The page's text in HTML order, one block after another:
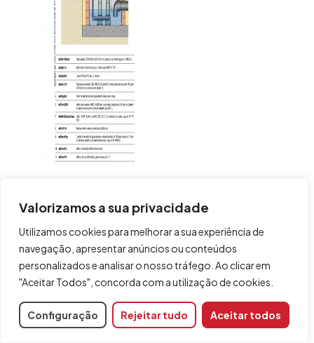
Valorizamos a sua privacidade
Utilizamos cookies para melhorar a sua experiência de
navegação, apresentar anúncios ou conteúdos
personalizados e analisar o nosso tráfego. Ao clicar em
"Aceitar Todos", concorda com a utilização de cookies.
Configuração Rejeitar tudo Aceitar todos